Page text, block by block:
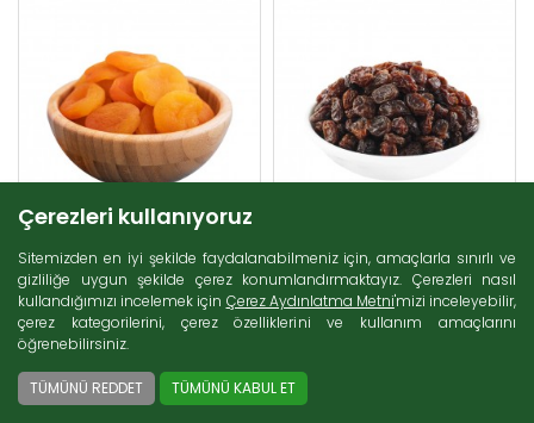
- Mayalar (9)
- Şeker (5)
- Tarhana (4)
- Tatlı Malzemeleri (25)
Konserveler (85)
Arama
1 kg (949,00 TL)
KAPAT
1 kg (862,50 TL)
KAPAT
Afitat Malatya Yöresinden
Kuru Kayısı
460,25 TL
GR. SEÇ EKLE
Afitat Manisa Üzüm
Kurusu
Çerezleri kullanıyoruz
Sitemizden en iyi şekilde faydalanabilmeniz için, amaçlarla sınırlı ve
gizliliğe uygun şekilde çerez konumlandırmaktayız. Çerezleri nasıl
kullandığımızı incelemek için Çerez Aydınlatma Metni'mizi inceleyebilir,
çerez kategorilerini, çerez özelliklerini ve kullanım amaçlarını
öğrenebilirsiniz.
TÜMÜNÜ REDDET TÜMÜNÜ KABUL ET